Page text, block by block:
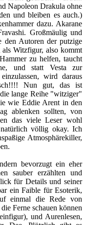
Napoleon Drakula ohne
und bleiben es auch.)
dazu. Akarane
Großmäulig und
den Autoren der putzige
Witzfigur, also kommt
zu helfen, taucht
und statt Vesta zur
wird daraus
Nun gut, das ist
lange Reihe "witziger"
wie Eddie Arent in den
ablenken sollten, von
das viele Leser wohl
völlig okay. Ich
Atmosphärekiller,
bevorzugt ein eher
sauber erzählten und
für Details und seiner
ein Faible für Esoterik,
einmal die Rede von
Ferne schauen können
und Aurenlesen,